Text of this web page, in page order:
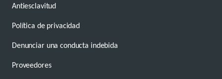
Antiesclavitud
Política de privacidad
Denunciar una conducta indebida
Proveedores